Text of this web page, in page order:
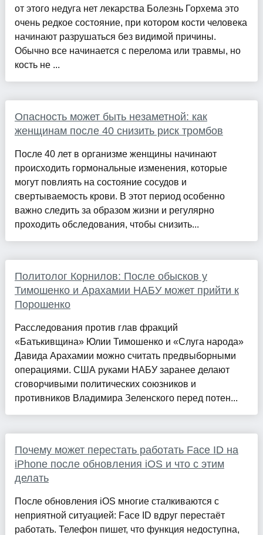
от этого недуга нет лекарства Болезнь Горхема это
очень редкое состояние, при котором кости человека
начинают разрушаться без видимой причины.
Обычно все начинается с перелома или травмы, но
кость не ...
Опасность может быть незаметной: как
женщинам после 40 снизить риск тромбов
После 40 лет в организме женщины начинают
происходить гормональные изменения, которые
могут повлиять на состояние сосудов и
свертываемость крови. В этот период особенно
важно следить за образом жизни и регулярно
проходить обследования, чтобы снизить...
Политолог Корнилов: После обысков у
Тимошенко и Арахамии НАБУ может прийти к
Порошенко
Расследования против глав фракций
«Батькивщина» Юлии Тимошенко и «Слуга народа»
Давида Арахамии можно считать предвыборными
операциями. США руками НАБУ заранее делают
сговорчивыми политических союзников и
противников Владимира Зеленского перед потен...
Почему может перестать работать Face ID на
iPhone после обновления iOS и что с этим
делать
После обновления iOS многие сталкиваются с
неприятной ситуацией: Face ID вдруг перестаёт
работать. Телефон пишет, что функция недоступна,